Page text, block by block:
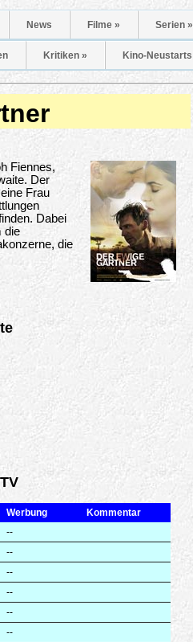
News Filme » Serien »
Kritiken » Kino-Neustarts
Fiennes,
Der
Frau
Dabei
die
die
Werbung
Kommentar
--
--
--
--
--
--